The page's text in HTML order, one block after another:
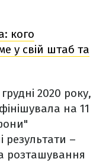
кого
у свій штаб та
2020 року,
на 11
результати –
розташування